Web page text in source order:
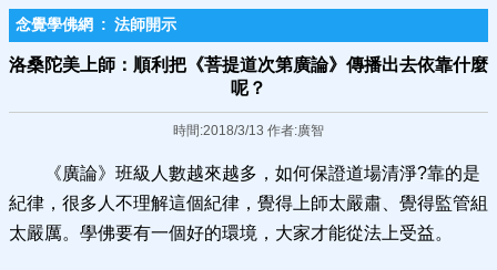
念覺學佛網 : 法師開示
洛桑陀美上師：順利把《菩提道次第廣論》傳播出去依靠什麼
呢？
時間:2018/3/13 作者:廣智
《廣論》班級人數越來越多，如何保證道場清淨?靠的是
紀律，很多人不理解這個紀律，覺得上師太嚴肅、覺得監管組
太嚴厲。學佛要有一個好的環境，大家才能從法上受益。